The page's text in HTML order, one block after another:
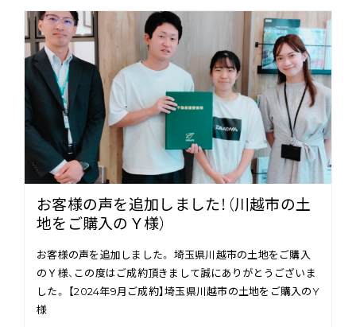
お客様の声を追加しました！（川越市の土
地をご購入のＹ様）
お客様の声を追加しました。 埼玉県川越市の土地をご購入
のＹ様、この度はご成約頂きまして誠にありがとうございま
した。 【2024年9月ご成約】埼玉県川越市の土地をご購入のY
様